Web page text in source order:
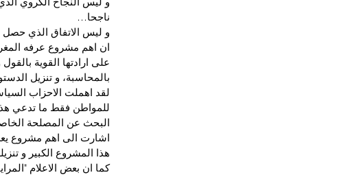
ناجحا…
و ليس الاتفاق الذي
على ارادتها القوية
بالمحاسبة، و تنزيل
لقد اهملت الاحزاب
للمواطن فقط ما تدعي هذه
البحث عن المصلحة
اشارت الى اهم مشروع
هذا المشروع الكبير و
كما ان بعض الاعلام